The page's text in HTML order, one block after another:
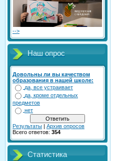
-->
Наш опрос
Довольны ли вы качеством
образования в нашей школе:
да, все устраивает
да, кроме отдельных
предметов
нет
Результаты | Архив опросов
Всего ответов: 354
Статистика